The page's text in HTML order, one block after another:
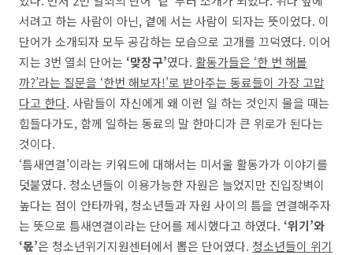
서려고 하는 사람이 아닌, 곁에 서는 사람이 되자는 뜻이었다. 이
단어가 소개되자 모두 공감하는 모습으로 고개를 끄덕였다. 이어
지는 3번 열쇠 단어는 ‘맞장구’였다. 활동가들은 ‘한 번 해볼
까?’라는 질문을 ‘한번 해보자!’로 받아주는 동료들이 가장 고맙
다고 한다. 사람들이 자신에게 왜 이런 일 하는 것인지 물을 때는
힘들다가도, 함께 일하는 동료의 말 한마디가 큰 위로가 된다는
것이다.
‘틈새연결’이라는 키워드에 대해서는 미서울 활동가가 이야기를
덧붙였다. 청소년들이 이용가능한 자원은 늘었지만 진입장벽이
높다는 점이 안타까워, 청소년들과 자원 사이의 틈을 연결해주자
는 뜻으로 틈새연결이라는 단어를 제시했다고 하였다. ‘위기’와
‘몫’은 청소년위기지원센터에서 뽑은 단어였다. 청소년들이 위기